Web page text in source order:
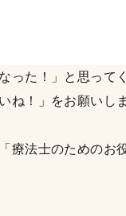
った！」と思って
ね！」をお願いし
療法士のためのお